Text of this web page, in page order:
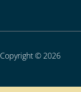
Copyright © 2026